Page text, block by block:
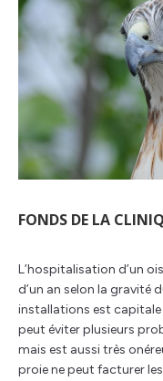
FONDS DE LA
L’hospitalisation d’un
d’un an selon la gravité
installations est
peut éviter plusieurs
mais est aussi très
proie ne peut facturer